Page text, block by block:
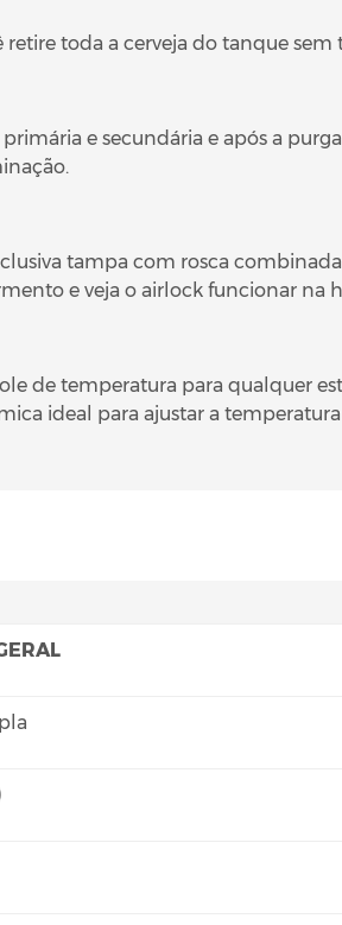
toda a cerveja do tanque
e secundária e após a
tampa com rosca
e veja o airlock funcionar na
de temperatura para qualquer
ideal para ajustar a